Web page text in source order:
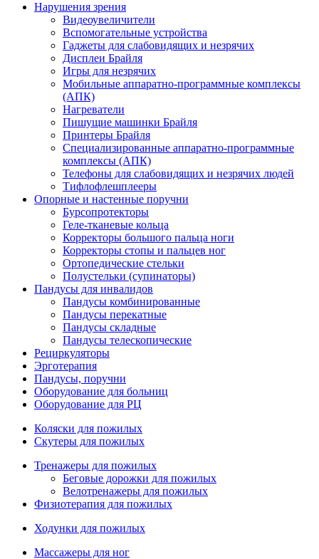
Нарушения зрения
Видеоувеличители
Вспомогательные устройства
Гаджеты для слабовидящих и незрячих
Дисплеи Брайля
Игры для незрячих
Мобильные аппаратно-программные комплексы
(АПК)
Нагреватели
Пишущие машинки Брайля
Принтеры Брайля
Специализированные аппаратно-программные
комплексы (АПК)
Телефоны для слабовидящих и незрячих людей
Тифлофлешплееры
Опорные и настенные поручни
Бурсопротекторы
Геле-тканевые кольца
Корректоры большого пальца ноги
Корректоры стопы и пальцев ног
Ортопедические стельки
Полустельки (супинаторы)
Пандусы для инвалидов
Пандусы комбинированные
Пандусы перекатные
Пандусы складные
Пандусы телескопические
Рециркуляторы
Эрготерапия
Пандусы, поручни
Оборудование для больниц
Оборудование для РЦ
Коляски для пожилых
Скутеры для пожилых
Тренажеры для пожилых
Беговые дорожки для пожилых
Велотренажеры для пожилых
Физиотерапия для пожилых
Ходунки для пожилых
Массажеры для ног